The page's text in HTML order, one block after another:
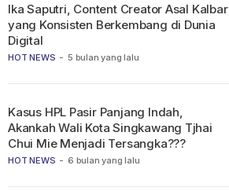
HOT NEWS - 5 bulan yang lalu
Ika Saputri, Content Creator Asal Kalbar
yang Konsisten Berkembang di Dunia
Digital
HOT NEWS - 6 bulan yang lalu
Kasus HPL Pasir Panjang Indah,
Akankah Wali Kota Singkawang Tjhai
Chui Mie Menjadi Tersangka???